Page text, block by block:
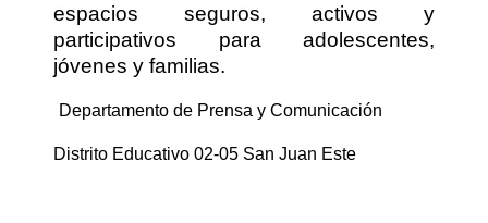
espacios seguros, activos y
participativos para adolescentes,
jóvenes y familias.
Departamento de Prensa y Comunicación
Distrito Educativo 02-05 San Juan Este